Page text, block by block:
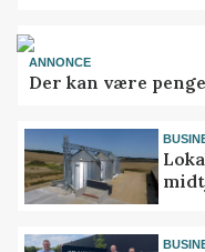
ANNONCE
Der kan være